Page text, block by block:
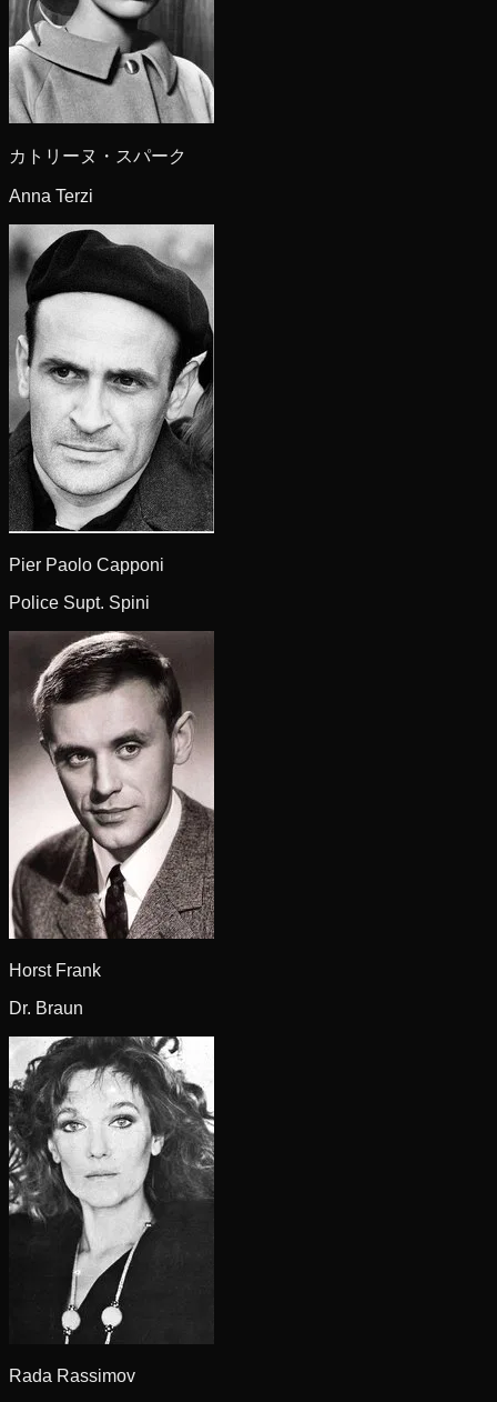
カトリーヌ・スパーク
Anna Terzi
Pier Paolo Capponi
Police Supt. Spini
Horst Frank
Dr. Braun
Rada Rassimov